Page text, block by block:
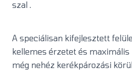
szal .
A speciálisan kifejlesztett
kellemes érzetet és
még nehéz kerékpározási